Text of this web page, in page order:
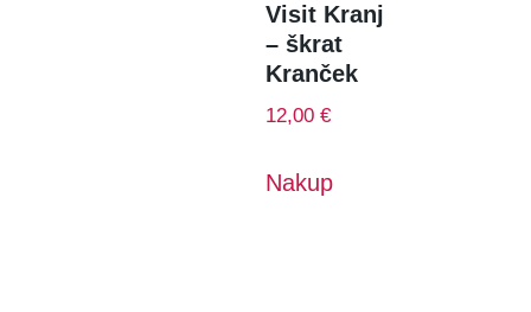
Visit Kranj
– škrat
Kranček
12,00 €
Nakup